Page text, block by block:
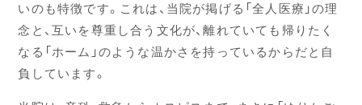
いのも特徴です。これは、当院が掲げる「全人医療」の理
念と、互いを尊重し合う文化が、離れていても帰りたく
なる「ホーム」のような温かさを持っているからだと自
負しています。